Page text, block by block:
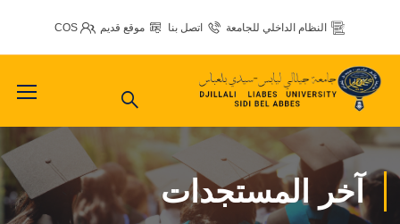
النظام الداخلي للجامعة اتصل بنا موقع قديم COS
آخر المستجدات